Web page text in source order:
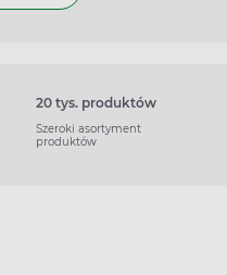
20 tys. produktów
Szeroki asortyment
produktów